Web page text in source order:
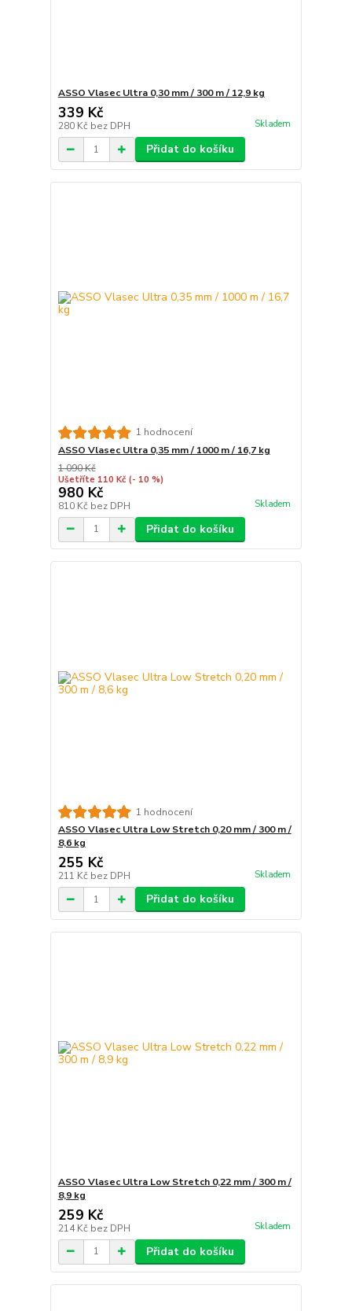
ASSO Vlasec Ultra 0,30 mm / 300 m / 12,9 kg
339 Kč
280 Kč bez DPH Skladem
Přidat do košíku
1 hodnocení
ASSO Vlasec Ultra 0,35 mm / 1000 m / 16,7 kg
1 090 Kč
Ušetříte 110 Kč (- 10 %)
980 Kč
810 Kč bez DPH Skladem
Přidat do košíku
1 hodnocení
ASSO Vlasec Ultra Low Stretch 0,20 mm / 300 m /
8,6 kg
255 Kč
211 Kč bez DPH Skladem
Přidat do košíku
ASSO Vlasec Ultra Low Stretch 0,22 mm / 300 m /
8,9 kg
259 Kč
214 Kč bez DPH Skladem
Přidat do košíku